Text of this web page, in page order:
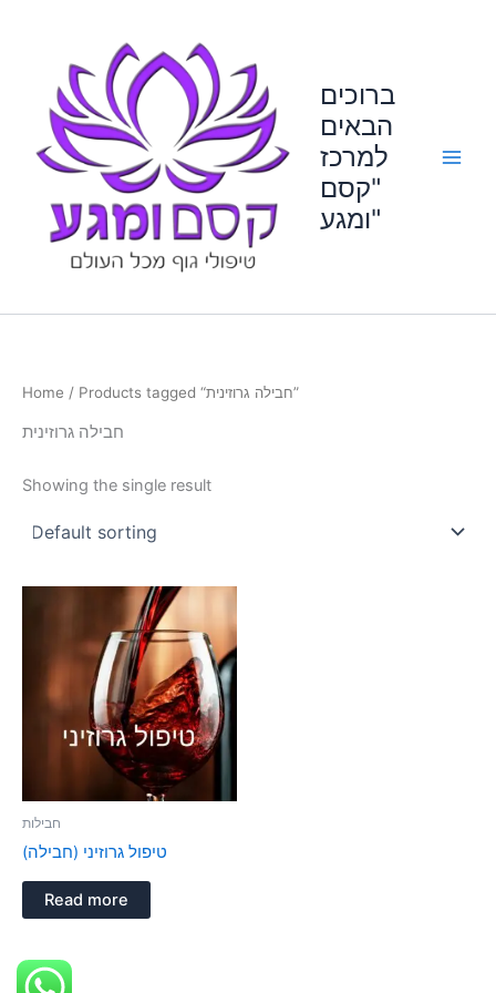
ברוכים
הבאים
למרכז
"קסם
ומגע"
Home / Products tagged “חבילה גרוזינית”
חבילה גרוזינית
Showing the single result
חבילות
טיפול גרוזיני (חבילה)
Read more